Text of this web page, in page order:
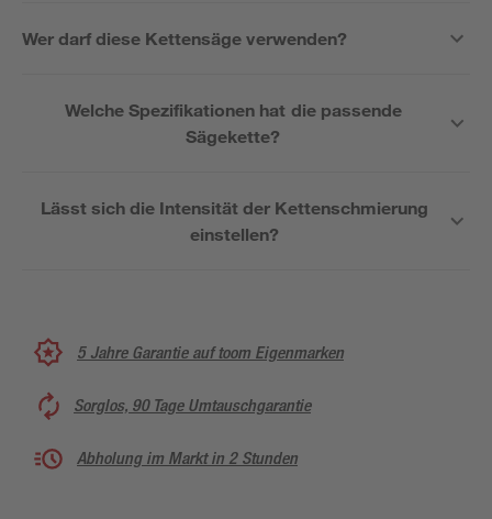
Wer darf diese Kettensäge verwenden?
Welche Spezifikationen hat die passende
Sägekette?
Lässt sich die Intensität der Kettenschmierung
einstellen?
5 Jahre Garantie auf toom Eigenmarken
Sorglos, 90 Tage Umtauschgarantie
Abholung im Markt in 2 Stunden